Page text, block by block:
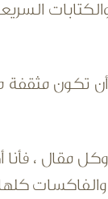
تكون
، فأنا
كلها